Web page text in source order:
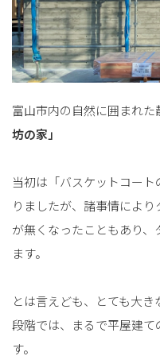
富山市内の自然に囲まれ
坊の家」
当初は「バスケットコー
りましたが、諸事情によ
が無くなったこともあり
ます。
とは言えども、とても大
段階では、まるで平屋建
す。